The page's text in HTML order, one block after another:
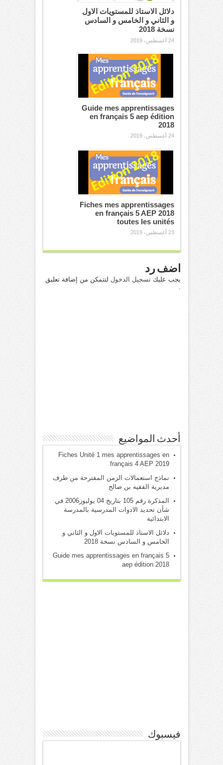
دلائل الاستاذ للمستويات الاول
و الثاني و الخامس و السادس
نسخة 2018
24 أغسطس، 2019
Guide mes apprentissages
en français 5 aep édition
2018
24 أغسطس، 2019
Fiches mes apprentissages
en français 5 AEP 2018
toutes les unités
23 أغسطس، 2019
اضف رد
يجب عليكتسجيل الدخول لتتمكن من إضافة تعليق
.
أحدث المواضيع
Fiches Unité 1 mes apprentissages en
français 4 AEP 2019
نماذج استعمالات الزمن المقترحة من طرف
مديرية الفقيه بن صالح
المذكرة رقم 105 بتاريخ 04 يوليوز2006 في
شأن تحديد الادوات المدرسية بالمدرسة
الابتدائية
دلائل الاستاذ للمستويات الاول و الثاني و
الخامس و السادس نسخة 2018
Guide mes apprentissages en français 5
aep édition 2018
فيسبوك